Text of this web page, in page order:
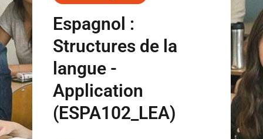
Espagnol :
Structures de la
langue -
Application
(ESPA102_LEA)